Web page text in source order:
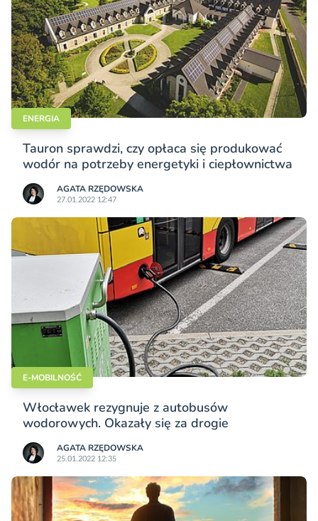
ENERGIA
Tauron sprawdzi, czy opłaca się produkować
wodór na potrzeby energetyki i ciepłownictwa
AGATA RZĘDOWSKA
27.01.2022 12:47
E-MOBILNOŚĆ
Włocławek rezygnuje z autobusów
wodorowych. Okazały się za drogie
AGATA RZĘDOWSKA
25.01.2022 12:35